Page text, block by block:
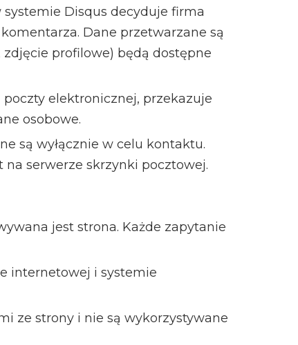
Disqus decyduje firma
Dane przetwarzane są
profilowe) będą dostępne
elektronicznej, przekazuje
osobowe.
są wyłącznie w celu kontaktu.
serwerze skrzynki pocztowej.
jest strona. Każde zapytanie
internetowej i systemie
ze strony i nie są wykorzystywane